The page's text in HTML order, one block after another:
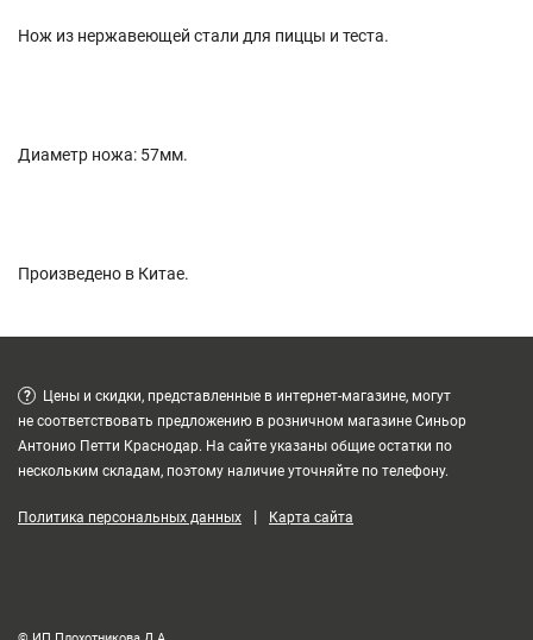
Нож из нержавеющей стали для пиццы и теста.
Диаметр ножа: 57мм.
Произведено в Китае.
?
Цены и скидки, представленные в интернет-магазине, могут
не соответствовать предложению в розничном магазине Синьор
Антонио Петти Краснодар. На сайте указаны общие остатки по
нескольким складам, поэтому наличие уточняйте по телефону.
Политика персональных данных | Карта сайта